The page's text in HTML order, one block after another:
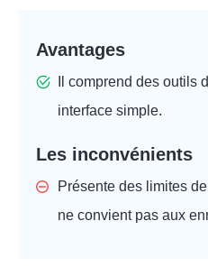
Avantages
Il comprend des outils
interface simple.
Les inconvénients
Présente des limites
ne convient pas aux